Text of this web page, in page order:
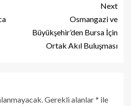
Next
Osmangazi ve
Büyükşehir’den Bursa İçin
Ortak Akıl Buluşması
Gerekli alanlar* ile